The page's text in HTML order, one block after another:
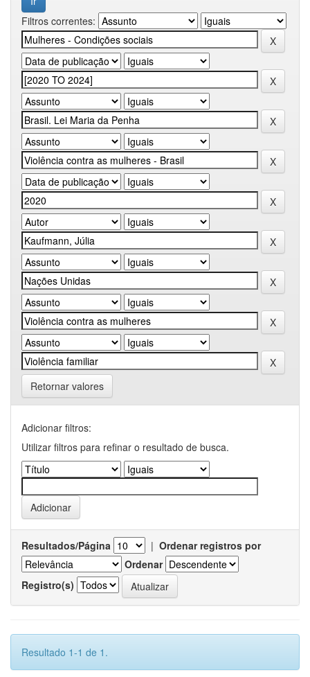
Filtros correntes:
Retornar valores
Adicionar filtros:
Utilizar filtros para refinar o resultado de busca.
Resultados/Página | Ordenar registros por
Ordenar
Registro(s)
Resultado 1-1 de 1.